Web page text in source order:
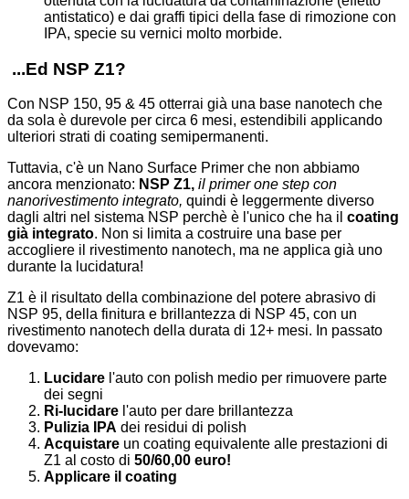
antistatico) e dai graffi tipici della fase di rimozione con
IPA, specie su vernici molto morbide.
...Ed NSP Z1?
Con NSP 150, 95 & 45 otterrai già una base nanotech che
da sola è durevole per circa 6 mesi, estendibili applicando
ulteriori strati di coating semipermanenti.
Tuttavia, c'è un Nano Surface Primer che non abbiamo
ancora menzionato: NSP Z1, il primer one step con
nanorivestimento integrato, quindi è leggermente diverso
dagli altri nel sistema NSP perchè è l'unico che ha il coating
già integrato. Non si limita a costruire una base per
accogliere il rivestimento nanotech, ma ne applica già uno
durante la lucidatura!
Z1 è il risultato della combinazione del potere abrasivo di
NSP 95, della finitura e brillantezza di NSP 45, con un
rivestimento nanotech della durata di 12+ mesi. In passato
dovevamo:
Lucidare l'auto con polish medio per rimuovere parte
dei segni
Ri-lucidare l'auto per dare brillantezza
Pulizia IPA dei residui di polish
Acquistare un coating equivalente alle prestazioni di
Z1 al costo di 50/60,00 euro!
Applicare il coating